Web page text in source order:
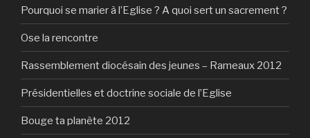
Pourquoi se marier à l’Eglise ? A quoi sert un sacrement ?
Ose la rencontre
Rassemblement diocésain des jeunes – Rameaux 2012
Présidentielles et doctrine sociale de l’Eglise
Bouge ta planète 2012